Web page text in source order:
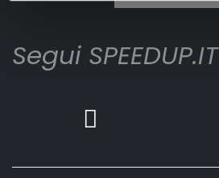
Segui SPEEDUP.IT